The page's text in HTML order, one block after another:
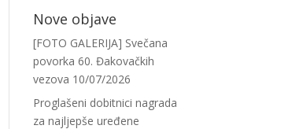
Nove objave
[FOTO GALERIJA] Svečana
povorka 60. Đakovačkih
vezova 10/07/2026
Proglašeni dobitnici nagrada
za najljepše uređene